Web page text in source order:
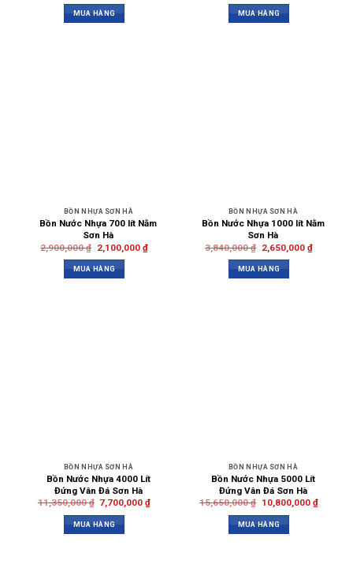
MUA HÀNG MUA HÀNG
BỒN NHỰA SƠN HÀ
Bồn Nước Nhựa 700 lít Nằm
Sơn Hà
2,900,000₫ 2,100,000 ₫
MUA HÀNG
BỒN NHỰA SƠN HÀ
Bồn Nước Nhựa 1000 lít Nằm
Sơn Hà
3,840,000₫ 2,650,000 ₫
MUA HÀNG
BỒN NHỰA SƠN HÀ
Bồn Nước Nhựa 4000 Lít
Đứng Vân Đá Sơn Hà
11,350,000₫ 7,700,000₫
MUA HÀNG
BỒN NHỰA SƠN HÀ
Bồn Nước Nhựa 5000 Lít
Đứng Vân Đá Sơn Hà
15,650,000₫ 10,800,000 ₫
MUA HÀNG